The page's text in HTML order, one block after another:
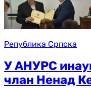
Република Српска
У АНУРС
члан Ненад